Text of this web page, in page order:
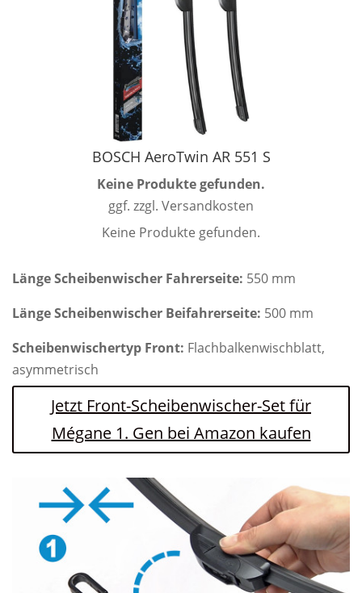
BOSCH AeroTwin AR 551 S
Keine Produkte gefunden.
ggf. zzgl. Versandkosten
Keine Produkte gefunden.
Länge Scheibenwischer Fahrerseite: 550 mm
Länge Scheibenwischer Beifahrerseite: 500 mm
Scheibenwischertyp Front: Flachbalkenwischblatt,
asymmetrisch
Jetzt Front-Scheibenwischer-Set für
Mégane 1. Gen bei Amazon kaufen